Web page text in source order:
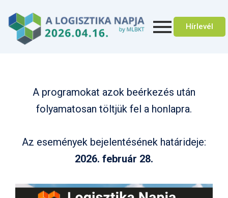
Hírlevél
content
A programokat azok beérkezés után
folyamatosan töltjük fel a honlapra.
Az események bejelentésének határideje:
2026. február 28.